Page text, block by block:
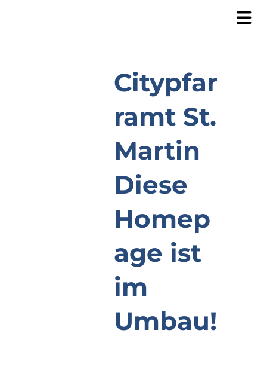
Citypfar
ramt St.
Martin
Diese
Homep
age ist
im
Umbau!